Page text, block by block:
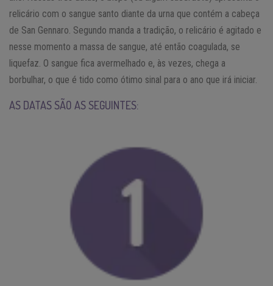
relicário com o sangue santo diante da urna que contém a cabeça
de San Gennaro. Segundo manda a tradição, o relicário é agitado e
nesse momento a massa de sangue, até então coagulada, se
liquefaz. O sangue fica avermelhado e, às vezes, chega a
borbulhar, o que é tido como ótimo sinal para o ano que irá iniciar.
AS DATAS SÃO AS SEGUINTES: